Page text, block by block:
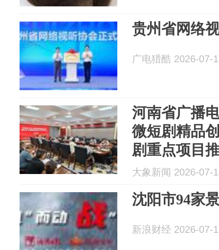
贵州省网络
广电猎酷 2026-07-
河南省广播
微短剧精品
剧重点项目
大象新闻 2026-07-
沈阳市94家
新浪财经 2026-07-